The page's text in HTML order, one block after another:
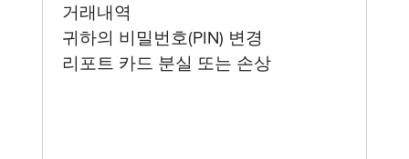
거래내역
귀하의 비밀번호(PIN) 변경
리포트 카드 분실 또는 손상